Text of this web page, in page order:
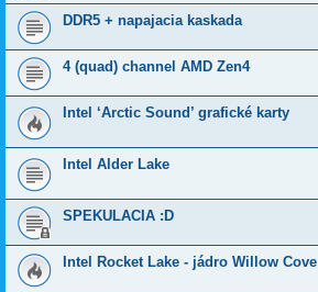
DDR5 + napajacia kaskada
4 (quad) channel AMD Zen4
Intel ‘Arctic Sound’ grafické karty
Intel Alder Lake
SPEKULACIA :D
Intel Rocket Lake - jádro Willow Cove